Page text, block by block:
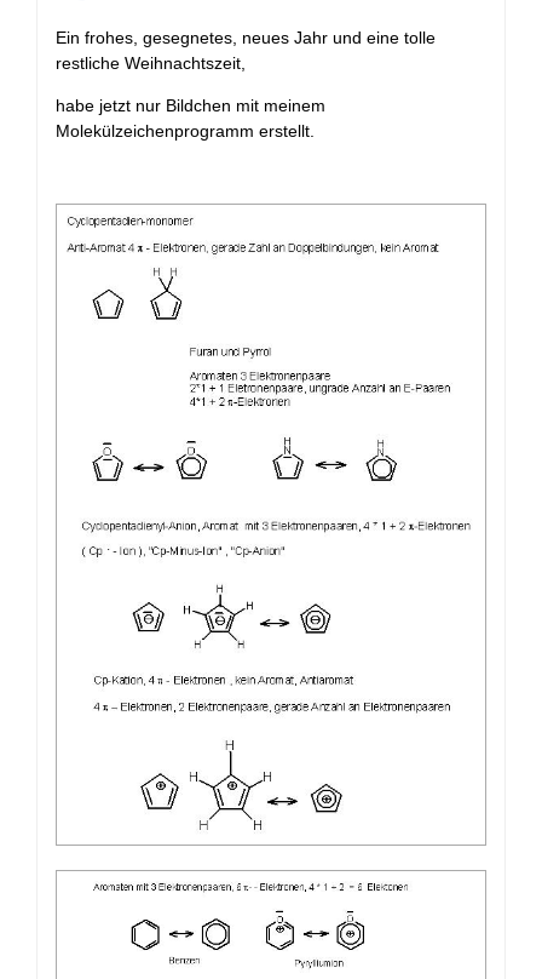
+
Ein frohes, gesegnetes, neues Jahr und eine tolle
restliche Weihnachtszeit,
habe jetzt nur Bildchen mit meinem
Molekülzeichenprogramm erstellt.